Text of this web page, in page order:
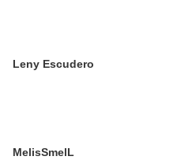
Leny Escudero
MelisSmelL